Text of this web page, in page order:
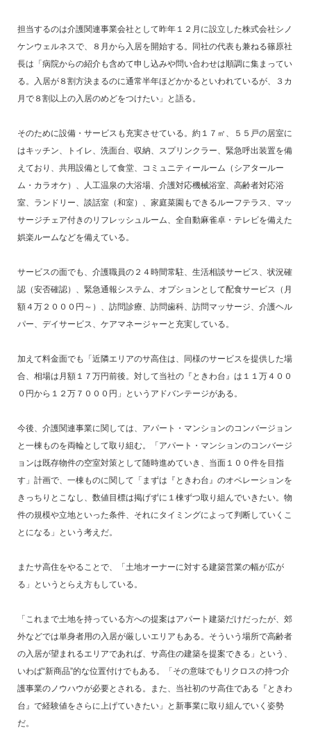
担当するのは介護関連事業会社として昨年１２月に設立した株式会社シノ
ケンウェルネスで、８月から入居を開始する。同社の代表も兼ねる篠原社
長は「病院からの紹介も含めて申し込みや問い合わせは順調に集まってい
る。入居が８割方決まるのに通常半年ほどかかるといわれているが、３カ
月で８割以上の入居のめどをつけたい」と語る。
そのために設備・サービスも充実させている。約１７㎡、５５戸の居室に
はキッチン、トイレ、洗面台、収納、スプリンクラー、緊急呼出装置を備
えており、共用設備として食堂、コミュニティールーム（シアタールー
ム・カラオケ）、人工温泉の大浴場、介護対応機械浴室、高齢者対応浴
室、ランドリー、談話室（和室）、家庭菜園もできるルーフテラス、マッ
サージチェア付きのリフレッシュルーム、全自動麻雀卓・テレビを備えた
娯楽ルームなどを備えている。
サービスの面でも、介護職員の２４時間常駐、生活相談サービス、状況確
認（安否確認）、緊急通報システム、オプションとして配食サービス（月
額４万２０００円～）、訪問診療、訪問歯科、訪問マッサージ、介護ヘル
パー、デイサービス、ケアマネージャーと充実している。
加えて料金面でも「近隣エリアのサ高住は、同様のサービスを提供した場
合、相場は月額１７万円前後。対して当社の『ときわ台』は１１万４００
０円から１２万７０００円」というアドバンテージがある。
今後、介護関連事業に関しては、アパート・マンションのコンバージョン
と一棟ものを両輪として取り組む。「アパート・マンションのコンバージ
ョンは既存物件の空室対策として随時進めていき、当面１００件を目指
す」計画で、一棟ものに関して「まずは『ときわ台』のオペレーションを
きっちりとこなし、数値目標は掲げずに１棟ずつ取り組んでいきたい。物
件の規模や立地といった条件、それにタイミングによって判断していくこ
とになる」という考えだ。
またサ高住をやることで、「土地オーナーに対する建築営業の幅が広が
る」というとらえ方もしている。
「これまで土地を持っている方への提案はアパート建築だけだったが、郊
外などでは単身者用の入居が厳しいエリアもある。そういう場所で高齢者
の入居が望まれるエリアであれば、サ高住の建築を提案できる」という、
いわば“新商品”的な位置付けでもある。「その意味でもリクロスの持つ介
護事業のノウハウが必要とされる。また、当社初のサ高住である『ときわ
台』で経験値をさらに上げていきたい」と新事業に取り組んでいく姿勢
だ。